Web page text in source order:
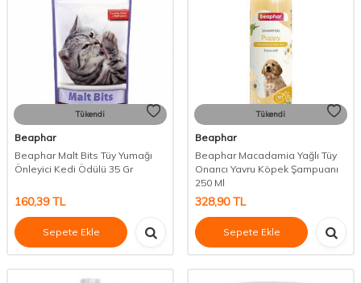
Tükendi
Beaphar
Beaphar Malt Bits Tüy Yumağı
Önleyici Kedi Ödülü 35 Gr
160,39TL
Sepete Ekle
Tükendi
Beaphar
Beaphar Macadamia Yağlı Tüy
Onarıcı Yavru Köpek Şampuanı
250 Ml
328,90TL
Sepete Ekle